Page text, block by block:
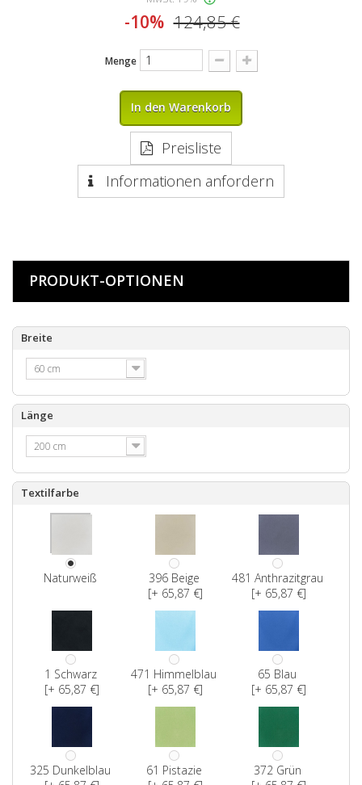
-10% 124,85 €
Menge
In den Warenkorb
Preisliste
Informationen anfordern
PRODUKT-OPTIONEN
Breite
60 cm
Länge
200 cm
Textilfarbe
Naturweiß
396 Beige
[+ 65,87 €]
481 Anthrazitgrau
[+ 65,87 €]
1 Schwarz
[+ 65,87 €]
471 Himmelblau
[+ 65,87 €]
65 Blau
[+ 65,87 €]
325 Dunkelblau
61 Pistazie
372 Grün